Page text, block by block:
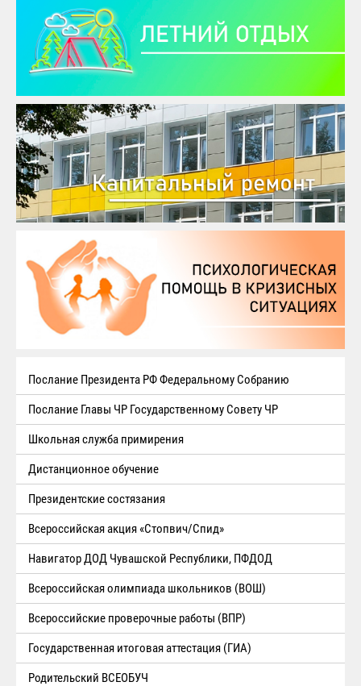
Послание Президента РФ Федеральному Собранию
Послание Главы ЧР Государственному Совету ЧР
Школьная служба примирения
Дистанционное обучение
Президентские состязания
Всероссийская акция «Стопвич/Спид»
Навигатор ДОД Чувашской Республики, ПФДОД
Всероссийская олимпиада школьников (ВОШ)
Всероссийские проверочные работы (ВПР)
Государственная итоговая аттестация (ГИА)
Родительский ВСЕОБУЧ